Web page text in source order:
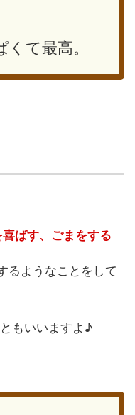
て最高。
喜ばす、ごまをする
るようなことをして
もいいますよ♪